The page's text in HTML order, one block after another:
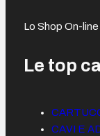
Lo Shop On-
Le top
CAVI E